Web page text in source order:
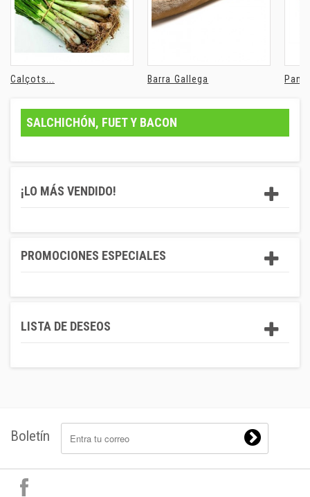
Calçots... Barra Gallega
SALCHICHÓN, FUET Y BACON
¡LO MÁS VENDIDO!
PROMOCIONES ESPECIALES
LISTA DE DESEOS
Boletín